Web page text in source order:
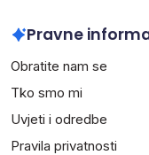
Pravne
Obratite nam se
Tko smo mi
Uvjeti i odredbe
Pravila privatnosti